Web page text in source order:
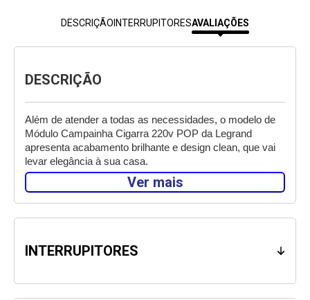
DESCRIÇÃO INTERRUPITORESAVALIAÇÕES
DESCRIÇÃO
Além de atender a todas as necessidades, o modelo de
Módulo Campainha Cigarra 220v POP da Legrand
apresenta acabamento brilhante e design clean, que vai
levar elegância à sua casa.
Presente nos 5 continentes, em mais de 180 países, a
Legrand traz soluções comprovadas mundialmente de
alta tecnologia para instalações elétricas residenciais,
Atenção: Antes de iniciar a instalação do produto desligue
Ver mais
INTERRUPITORES